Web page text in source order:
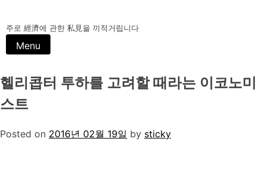
content
주로 經濟에 관한 私見을 끼적거립니다
Menu
헬리콥터 투하를 고려할 때라는 이코노미
스트
Posted on 2016년 02월 19일 by sticky